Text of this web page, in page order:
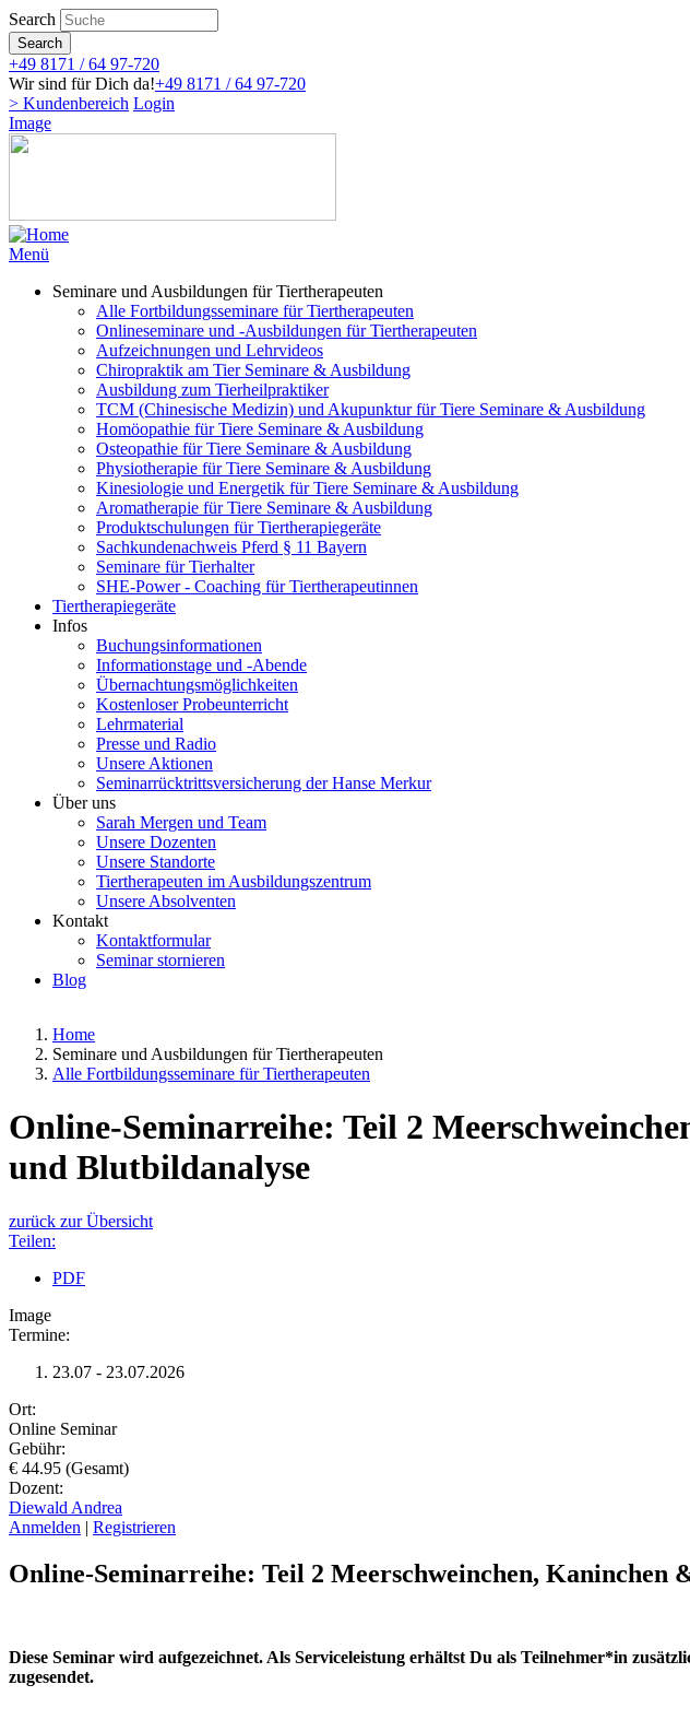
Direkt
zum
Inhalt
Search
Search
+49 8171 / 64 97-720
Wir sind für Dich da!+49 8171 / 64 97-720
> Kundenbereich Login
Image
Menü
Seminare und Ausbildungen für Tiertherapeuten
Alle Fortbildungsseminare für Tiertherapeuten
Onlineseminare und -Ausbildungen für Tiertherapeuten
Aufzeichnungen und Lehrvideos
Chiropraktik am Tier Seminare & Ausbildung
Ausbildung zum Tierheilpraktiker
TCM (Chinesische Medizin) und Akupunktur für Tiere Seminare & Ausbildung
Homöopathie für Tiere Seminare & Ausbildung
Osteopathie für Tiere Seminare & Ausbildung
Physiotherapie für Tiere Seminare & Ausbildung
Kinesiologie und Energetik für Tiere Seminare & Ausbildung
Aromatherapie für Tiere Seminare & Ausbildung
Produktschulungen für Tiertherapiegeräte
Sachkundenachweis Pferd § 11 Bayern
Seminare für Tierhalter
SHE-Power - Coaching für Tiertherapeutinnen
Tiertherapiegeräte
Infos
Buchungsinformationen
Informationstage und -Abende
Übernachtungsmöglichkeiten
Kostenloser Probeunterricht
Lehrmaterial
Presse und Radio
Unsere Aktionen
Seminarrücktrittsversicherung der Hanse Merkur
Über uns
Sarah Mergen und Team
Unsere Dozenten
Unsere Standorte
Tiertherapeuten im Ausbildungszentrum
Unsere Absolventen
Kontakt
Kontaktformular
Seminar stornieren
Blog
Home
Seminare und Ausbildungen für Tiertherapeuten
Alle Fortbildungsseminare für Tiertherapeuten
Online-Seminarreihe: Teil 2
und Blutbildanalyse
zurück zur Übersicht
Teilen:
PDF
Image
Termine:
23.07 - 23.07.2026
Ort:
Online Seminar
Gebühr:
€ 44.95 (Gesamt)
Dozent:
Diewald Andrea
Anmelden | Registrieren
Online-Seminarreihe: Teil 2 Meerschweinchen,
Diese Seminar wird aufgezeichnet. Als Serviceleistung erhältst Du als Teilnehmer*in
zugesendet.